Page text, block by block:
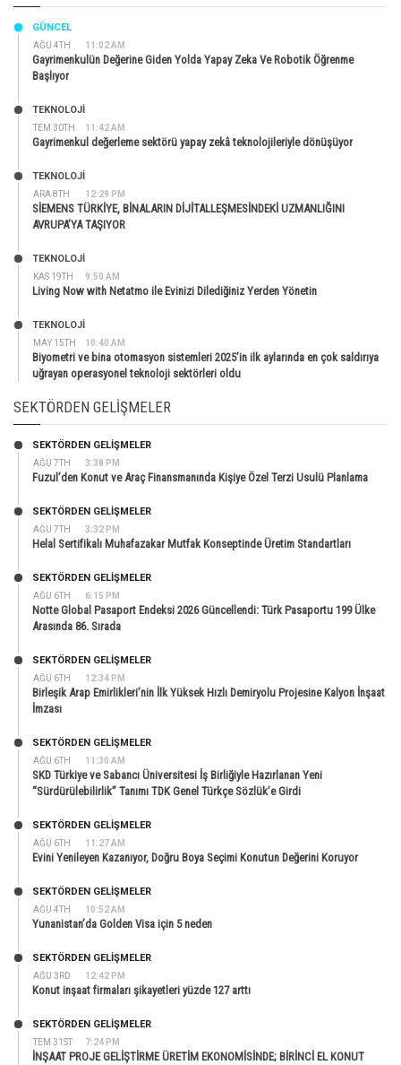
AĞU 4TH 11:02 AM
GÜNCEL
Gayrimenkulün Değerine Giden Yolda Yapay Zeka Ve Robotik Öğrenme
Başlıyor
TEM 30TH 11:42 AM
TEKNOLOJİ
Gayrimenkul değerleme sektörü yapay zekâ teknolojileriyle dönüşüyor
ARA 8TH 12:29 PM
TEKNOLOJİ
SİEMENS TÜRKİYE, BİNALARIN DİJİTALLEŞMESİNDEKİ UZMANLIĞINI
AVRUPA’YA TAŞIYOR
KAS 19TH 9:50 AM
TEKNOLOJİ
Living Now with Netatmo ile Evinizi Dilediğiniz Yerden Yönetin
MAY 15TH 10:40 AM
TEKNOLOJİ
Biyometri ve bina otomasyon sistemleri 2025’in ilk aylarında en çok saldırıya
uğrayan operasyonel teknoloji sektörleri oldu
SEKTÖRDEN GELIŞMELER
AĞU 7TH 3:38 PM
SEKTÖRDEN GELIŞMELER
Fuzul’den Konut ve Araç Finansmanında Kişiye Özel Terzi Usulü Planlama
AĞU 7TH 3:32 PM
SEKTÖRDEN GELIŞMELER
Helal Sertifikalı Muhafazakar Mutfak Konseptinde Üretim Standartları
AĞU 6TH 6:15 PM
SEKTÖRDEN GELIŞMELER
Notte Global Pasaport Endeksi 2026 Güncellendi: Türk Pasaportu 199 Ülke
Arasında 86. Sırada
AĞU 6TH 12:34 PM
SEKTÖRDEN GELIŞMELER
Birleşik Arap Emirlikleri’nin İlk Yüksek Hızlı Demiryolu Projesine Kalyon İnşaat
İmzası
AĞU 6TH 11:30 AM
SEKTÖRDEN GELIŞMELER
SKD Türkiye ve Sabancı Üniversitesi İş Birliğiyle Hazırlanan Yeni
“Sürdürülebilirlik” Tanımı TDK Genel Türkçe Sözlük’e Girdi
AĞU 6TH 11:27 AM
SEKTÖRDEN GELIŞMELER
Evini Yenileyen Kazanıyor, Doğru Boya Seçimi Konutun Değerini Koruyor
AĞU 4TH 10:52 AM
SEKTÖRDEN GELIŞMELER
Yunanistan’da Golden Visa için 5 neden
AĞU 3RD 12:42 PM
SEKTÖRDEN GELIŞMELER
Konut inşaat firmaları şikayetleri yüzde 127 arttı
TEM 31ST 7:24 PM
SEKTÖRDEN GELIŞMELER
İNŞAAT PROJE GELİŞTİRME ÜRETİM EKONOMİSİNDE; BİRİNCİ EL KONUT